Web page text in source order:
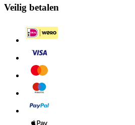
Veilig betalen